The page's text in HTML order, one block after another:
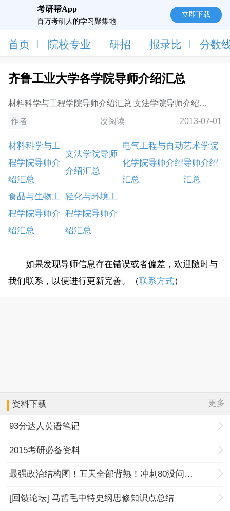
考研帮App
百万考研人的学习聚集地
立即下载
首页 院校专业 研招 报录比 分数
齐鲁工业大学各学院导师介绍汇总
材料科学与工程学院导师介绍汇总 文法学院导师介绍汇
作者 次阅读 2013-07-01
材料科学与工
程学院导师介
绍汇总
文法学院导师
介绍汇总
电气工程与自动
化学院导师介绍
汇总
艺术学院
导师介绍
汇总
食品与生物工
程学院导师介
绍汇总
轻化与环境工
程学院导师介
绍汇总
如果发现导师信息存在错误或者偏差，欢迎随时与
我们联系，以便进行更新完善。（联系方式）
资料下载 更多
93分达人英语笔记
2015考研必备资料
最强政治结构图！五天全部背熟！冲刺80没问题！
[回馈论坛] 马哲毛中特史纲思修知识点总结